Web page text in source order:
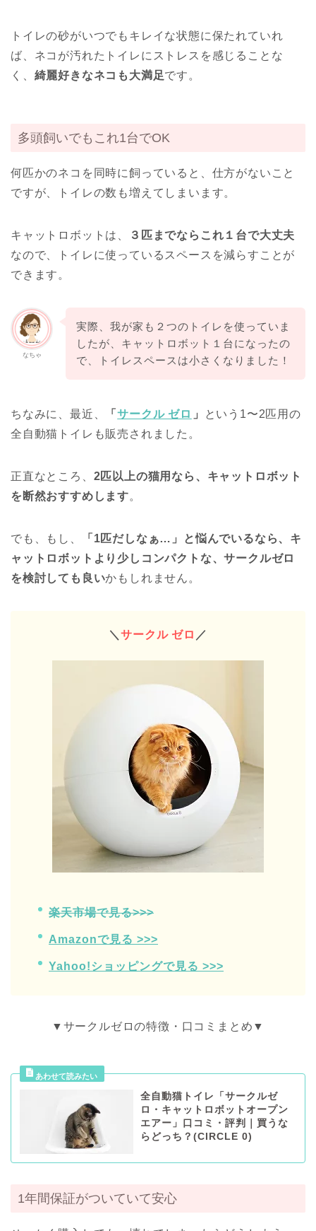
トイレの砂がいつでもキレイな状態に保たれていれ
ば、ネコが汚れたトイレにストレスを感じることな
く、 綺麗好きなネコも大満足です。
多頭飼いでもこれ1台でOK
何匹かのネコを同時に飼っていると、仕方がないこと
ですが、トイレの数も増えてしまいます。
キャットロボットは、
３匹までならこれ１台で大丈夫
なので、トイレに使っているスペースを減らすことが
できます。
なちゃ
実際、我が家も２つのトイレを使っていま
したが、キャットロボット１台になったの
で、トイレスペースは小さくなりました！
ちなみに、最近、 「サークル ゼロ 」
という1〜2匹用の
全自動猫トイレも販売されました。
正直なところ、 2匹以上の猫用なら、キャットロボット
を断然おすすめします。
でも、もし、
「1匹だしなぁ…」と悩んでいるなら、キ
ャットロボットより少しコンパクトな、サークルゼロ
を検討しても良いかもしれません。
＼サークル ゼロ ／
楽天市場で見る>>>
Amazonで見る >>>
Yahoo!ショッピングで見る >>>
▼サークルゼロの特徴・口コミまとめ▼
全自動猫トイレ「サークルゼ
ロ・キャットロボットオープン
エアー」口コミ・評判｜買うな
らどっち？(CIRCLE 0)
1年間保証がついていて安心